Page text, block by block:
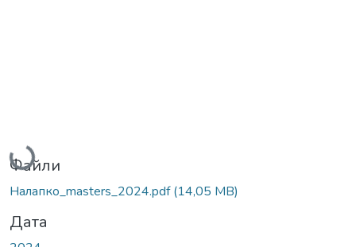
Вантажиться...
Файли
Налапко_masters_2024.pdf(14,05 MB)
Дата